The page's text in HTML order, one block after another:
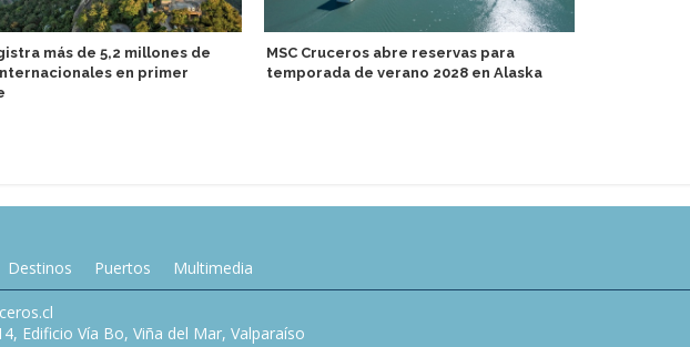
más de 5,2 millones de
en primer
MSC Cruceros abre reservas para
temporada de verano 2028 en Alaska
Destinos Puertos Multimedia
Edificio Vía Bo, Viña del Mar, Valparaíso